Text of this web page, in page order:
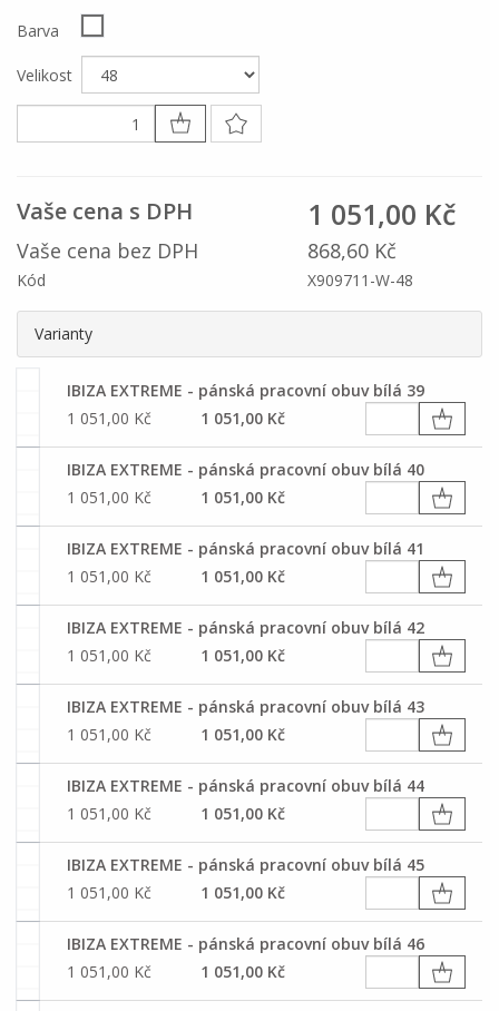
Barva
Velikost
Vaše cena s DPH 1 051,00 Kč
Vaše cena bez DPH 868,60 Kč
Kód X909711-W-48
Varianty
IBIZA EXTREME - pánská pracovní obuv bílá 39
1 051,00 Kč
1 051,00 Kč
IBIZA EXTREME - pánská pracovní obuv bílá 40
1 051,00 Kč
1 051,00 Kč
IBIZA EXTREME - pánská pracovní obuv bílá 41
1 051,00 Kč
1 051,00 Kč
IBIZA EXTREME - pánská pracovní obuv bílá 42
1 051,00 Kč
1 051,00 Kč
IBIZA EXTREME - pánská pracovní obuv bílá 43
1 051,00 Kč
1 051,00 Kč
IBIZA EXTREME - pánská pracovní obuv bílá 44
1 051,00 Kč
1 051,00 Kč
IBIZA EXTREME - pánská pracovní obuv bílá 45
1 051,00 Kč
1 051,00 Kč
IBIZA EXTREME - pánská pracovní obuv bílá 46
1 051,00 Kč
1 051,00 Kč